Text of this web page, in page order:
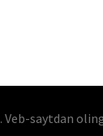
Veb-saytdan